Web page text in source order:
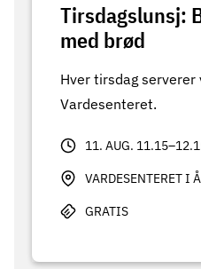
Tirsdagslunsj:
med brød
Hver tirsdag serverer
Vardesenteret.
11. AUG.
VARDESENTERET I
GRATIS